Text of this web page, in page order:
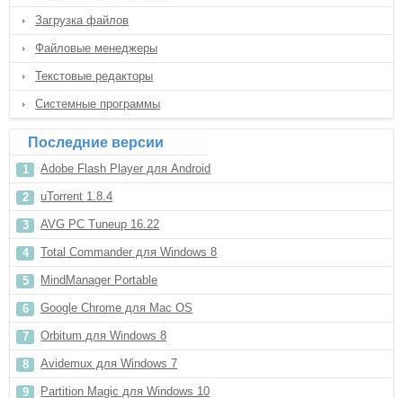
Загрузка файлов
Файловые менеджеры
Текстовые редакторы
Системные программы
Последние версии
Adobe Flash Player для Android
uTorrent 1.8.4
AVG PC Tuneup 16.22
Total Commander для Windows 8
MindManager Portable
Google Chrome для Mac OS
Orbitum для Windows 8
Avidemux для Windows 7
Partition Magic для Windows 10